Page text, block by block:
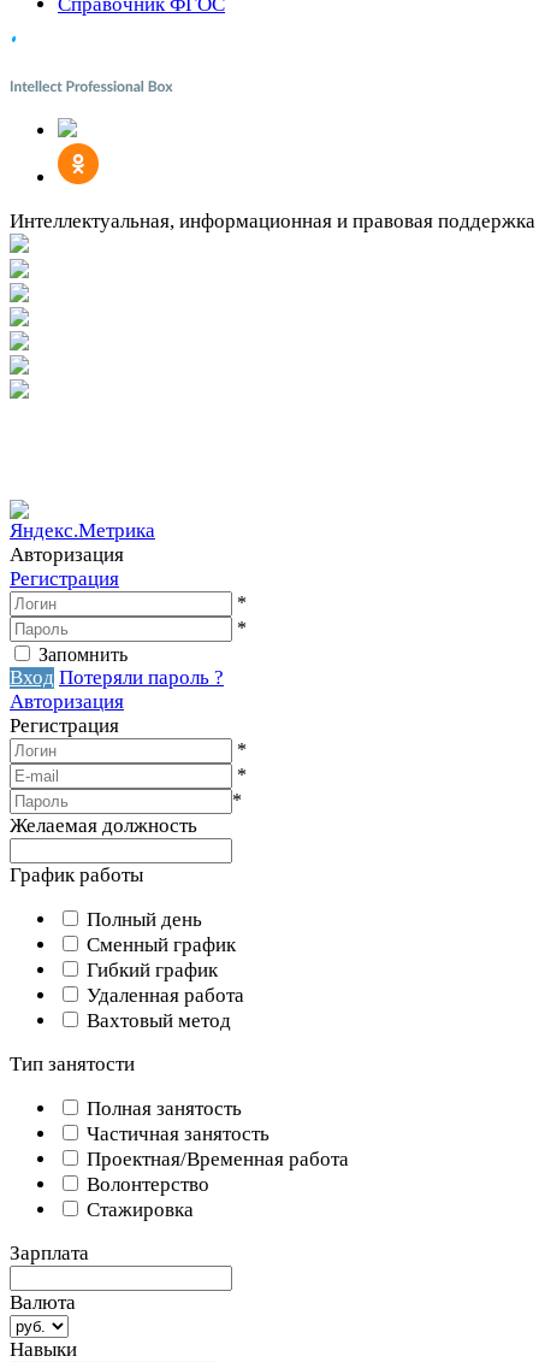
Интеллектуальная, информационная и правовая поддержка
Авторизация
Регистрация
*
*
Запомнить
Вход Потеряли пароль ?
Авторизация
Регистрация
*
*
*
Желаемая должность
График работы
Полный день
Сменный график
Гибкий график
Удаленная работа
Вахтовый метод
Тип занятости
Полная занятость
Частичная занятость
Проектная/Временная работа
Волонтерство
Стажировка
Зарплата
Валюта
Навыки